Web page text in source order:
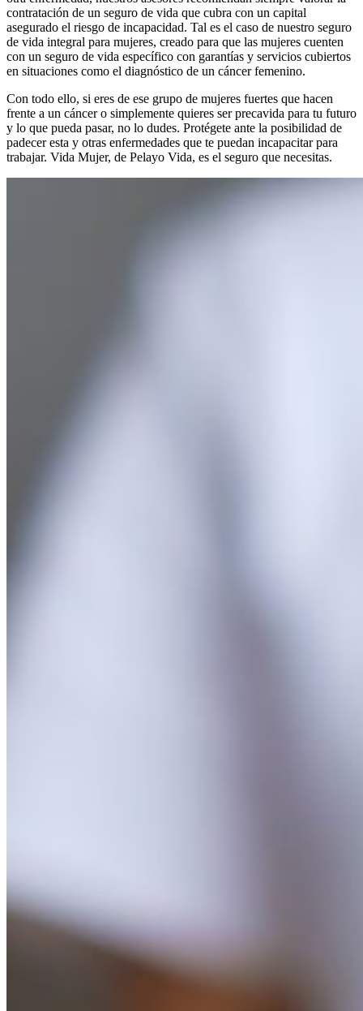
contratación de un seguro de vida que cubra con un capital
asegurado el riesgo de incapacidad. Tal es el caso de nuestro seguro
de vida integral para mujeres, creado para que las mujeres cuenten
con un seguro de vida específico con garantías y servicios cubiertos
en situaciones como el diagnóstico de un cáncer femenino.
Con todo ello, si eres de ese grupo de mujeres fuertes que hacen
frente a un cáncer o simplemente quieres ser precavida para tu futuro
y lo que pueda pasar, no lo dudes. Protégete ante la posibilidad de
padecer esta y otras enfermedades que te puedan incapacitar para
trabajar. Vida Mujer, de Pelayo Vida, es el seguro que necesitas.